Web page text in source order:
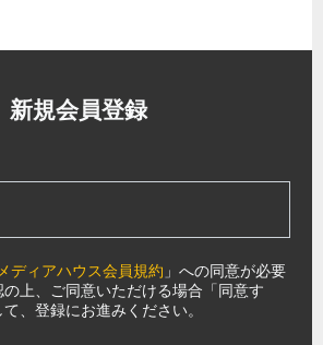
新規会員登録
ディアハウス会員規約 」への同意が必要
上、ご同意いただける場合「同意す
、登録にお進みください。